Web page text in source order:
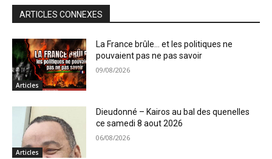
ARTICLES CONNEXES
Articles
La France brûle… et les politiques ne
pouvaient pas ne pas savoir
09/08/2026
Articles
Dieudonné – Kairos au bal des quenelles
ce samedi 8 aout 2026
06/08/2026